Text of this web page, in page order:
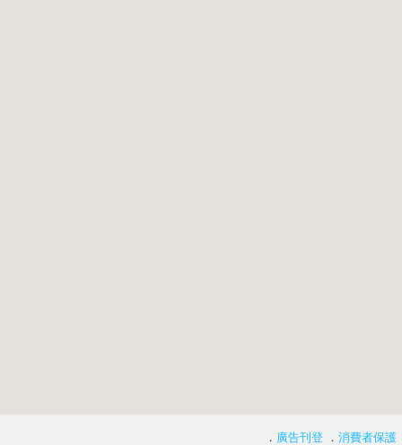
． 廣告刊登 ． 消費者保護